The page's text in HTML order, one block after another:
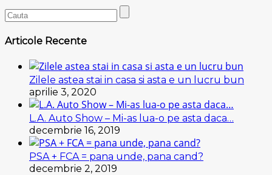
Articole Recente
Zilele astea stai in casa si asta e un lucru bun
aprilie 3, 2020
L.A. Auto Show – Mi-as lua-o pe asta daca…
decembrie 16, 2019
PSA + FCA = pana unde, pana cand?
decembrie 2, 2019